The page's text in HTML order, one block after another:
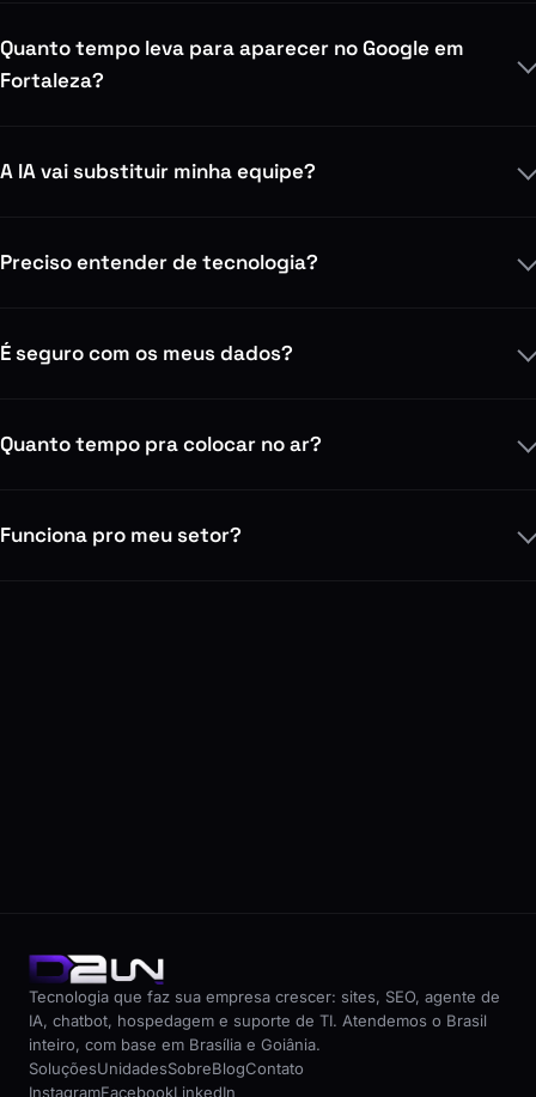
Quanto tempo leva para aparecer no Google em
Fortaleza?
A IA vai substituir minha equipe?
Preciso entender de tecnologia?
É seguro com os meus dados?
Quanto tempo pra colocar no ar?
Funciona pro meu setor?
Tecnologia que faz sua empresa crescer: sites, SEO, agente de
IA, chatbot, hospedagem e suporte de TI. Atendemos o Brasil
inteiro, com base em Brasília e Goiânia.
SoluçõesUnidadesSobreBlogContato
InstagramFacebookLinkedIn